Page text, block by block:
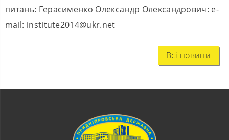
питань: Герасименко Олександр Олександрович: e-
mail: institute2014@ukr.net
Всі новини